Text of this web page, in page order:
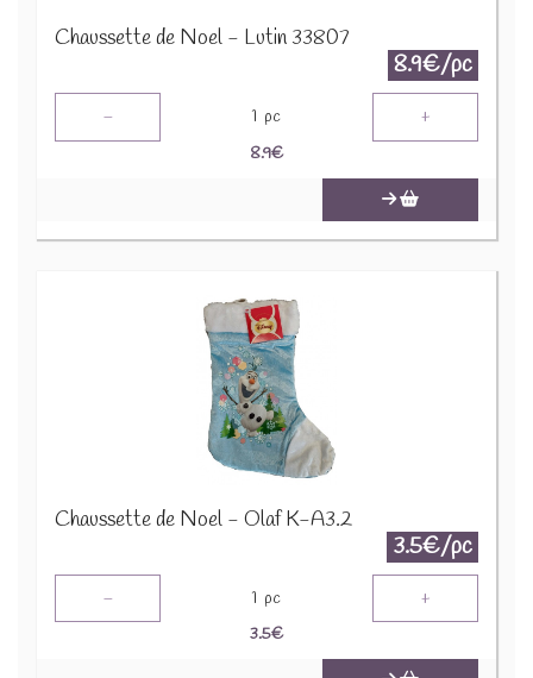
Chaussette de Noel - Lutin 33807
8.9€/pc
- 1 pc +
8.9€
Chaussette de Noel - Olaf K-A3.2
3.5€/pc
- 1 pc +
3.5€